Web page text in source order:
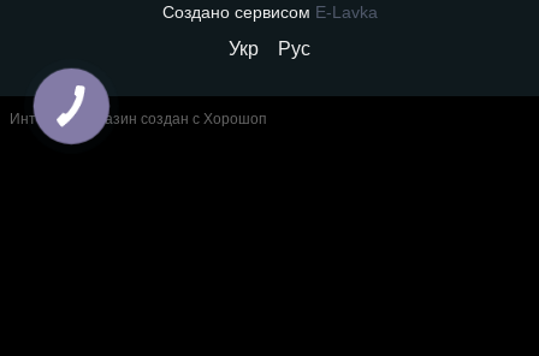
Создано сервисом E-Lavka
Укр Рус
Интернет-магазин создан с Хорошоп